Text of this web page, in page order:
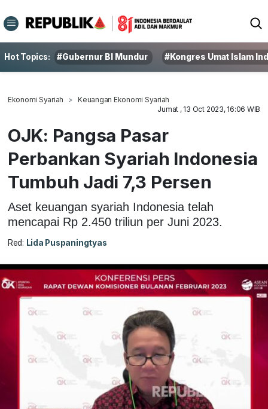
Hot Topics: #Gubernur BI Mundur #Kongres Umat Islam
Ekonomi Syariah
Keuangan Ekonomi Syariah
Jumat , 13 Oct 2023, 16:06 WIB
OJK: Pangsa Pasar
Perbankan Syariah Indonesia
Tumbuh Jadi 7,3 Persen
Aset keuangan syariah Indonesia telah
mencapai Rp 2.450 triliun per Juni 2023.
Red: Lida Puspaningtyas